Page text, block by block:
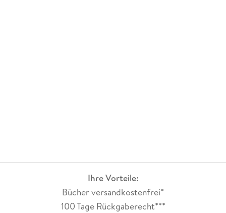
Ihre Vorteile:
Bücher versandkostenfrei*
100 Tage Rückgaberecht***